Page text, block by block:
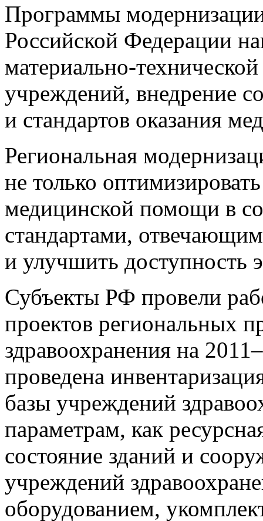
Программы модернизации
Российской Федерации
материально-
учреждений, внедрение
и стандартов оказания
Региональная
не только
медицинской помощи в
стандартами,
и улучшить доступность
Субъекты РФ провели
проектов региональных
здравоохранения на
проведена
базы учреждений
параметрам, как
состояние зданий и
учреждений
оборудованием,